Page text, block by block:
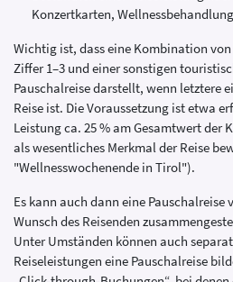
Konzertkarten,
Wichtig ist, dass eine Kombination
Ziffer 1–3 und einer sonstigen
Pauschalreise darstellt, wenn letztere
Reise ist. Die Voraussetzung ist etwa
Leistung ca. 25 % am Gesamtwert
als wesentliches Merkmal der Reise
"Wellnesswochenende in Tirol").
Es kann auch dann eine Pauschalreise
Wunsch des Reisenden
Unter Umständen können auch
Reiseleistungen eine Pauschalreise